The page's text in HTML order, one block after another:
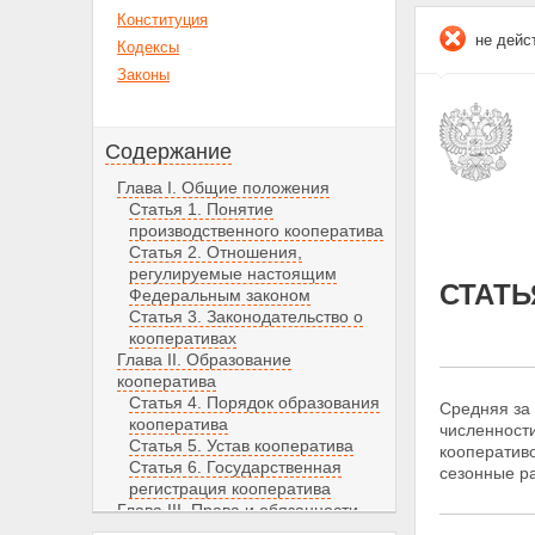
Конституция
Кодексы
Законы
Содержание
Глава I. Общие положения
Статья 1. Понятие
производственного кооператива
Статья 2. Отношения,
регулируемые настоящим
Федеральным законом
Статья 3. Законодательство о
кооперативах
Глава II. Образование
кооператива
Статья 4. Порядок образования
кооператива
Статья 5. Устав кооператива
Статья 6. Государственная
регистрация кооператива
Глава III. Права и обязанности
не
Средняя за
сезонные